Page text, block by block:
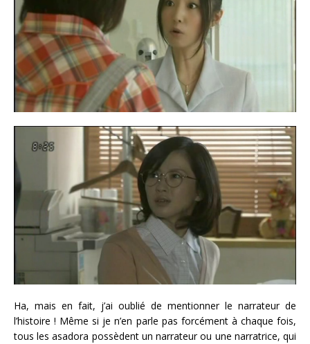
Ha, mais en fait, j’ai oublié de mentionner le narrateur de
l’histoire ! Même si je n’en parle pas forcément à chaque fois,
tous les asadora possèdent un narrateur ou une narratrice, qui